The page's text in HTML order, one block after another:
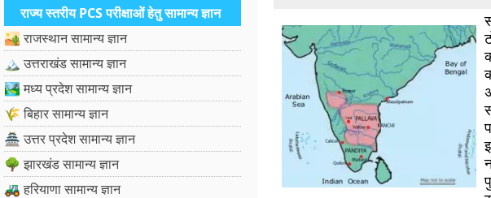
राज्य स्तरीय PCS परीक्षाओं हेतु सामान्य ज्ञान
🏜️ राजस्थान सामान्य ज्ञान
🏔️ उत्तराखंड सामान्य ज्ञान
🏞️ मध्य प्रदेश सामान्य ज्ञान
🌾 बिहार सामान्य ज्ञान
🏯 उत्तर प्रदेश सामान्य ज्ञान
🌳 झारखंड सामान्य ज्ञान
🚜 हरियाणा सामान्य ज्ञान